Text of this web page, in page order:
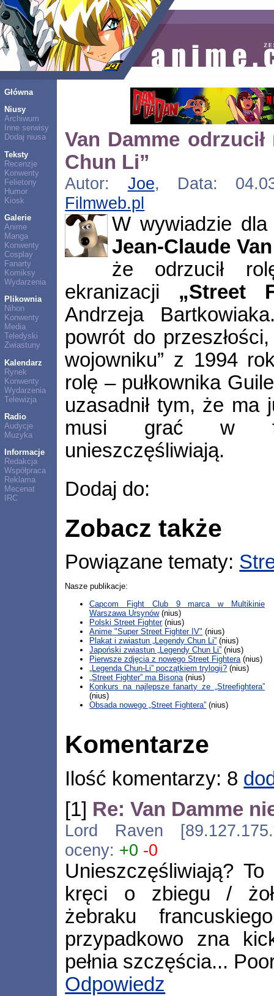
Główna
Niusy
Archiwum
Inne serwisy
Dodaj niusa
Teksty
Recenzje
Konwenty
Felietony
Humor
Kiosk
Galerie
Anime
Manga
Konwenty
Cosplay
Fanarty
Komiksy
Wydarzenia
Plikownia
Nihon
Konwenty
Media
Teledyski
Zwiastuny
Kalendarz
Rynek
Konwenty
Wydarzenia
Telewizja
Radio
Audycje
Muzyka
Informacje
Redakcja
Współpraca
Reklama
Mecenat
IRC
Van Damme
Chun Li”
Autor: Joe, Data:
Filmweb.pl
W wywiadzie
Jean-Claude
że odrzucił
ekranizacji „Street
Andrzeja
powrót do
wojowniku” z 1994
rolę – pułkownika
uzasadnił tym, że ma
musi grać w
unieszczęśliwiają.
Dodaj do:
Zobacz także
Powiązane tematy:
Nasze publikacje:
Capcom Fight Club 9 marca w Multikinie
Warszawa Ursynów(nius)
Polski Street Fighter(nius)
Anime "Super Street Fighter IV" (nius)
Plakat i zwiastun „Legendy Chun Li” (nius)
Japoński zwiastun „Legendy Chun Li” (nius)
Pierwsze zdjęcia z nowego Street Fightera (nius)
„Legenda Chun-Li” początkiem trylogii? (nius)
„Street Fighter” ma Bisona (nius)
Konkurs na najlepsze fanarty ze „Streefightera”
(nius)
Obsada nowego „Street Fightera” (nius)
Komentarze
Ilość komentarzy: 8
[1] Re: Van Damme
Lord Raven
oceny: +0 -0
Unieszczęśliwiają?
kręci o zbiegu /
żebraku
przypadkowo zna
pełnia szczęścia...
Odpowiedz